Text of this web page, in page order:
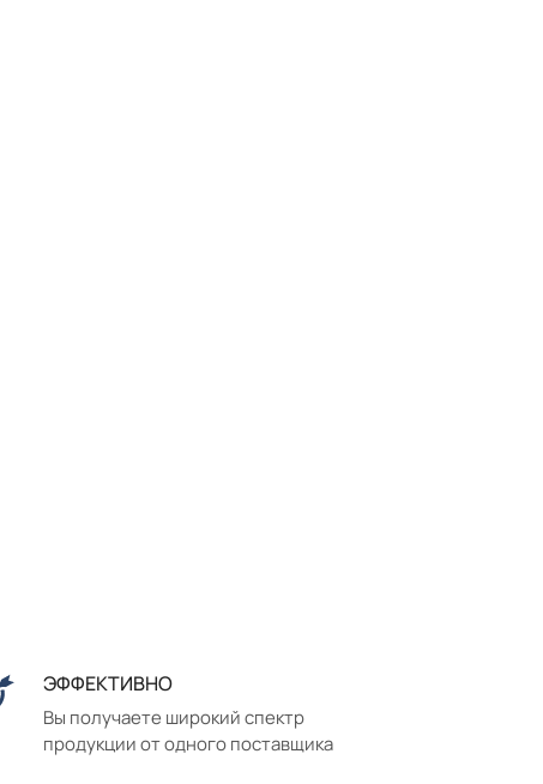
ЭФФЕКТИВНО
Вы получаете широкий спектр
продукции от одного поставщика